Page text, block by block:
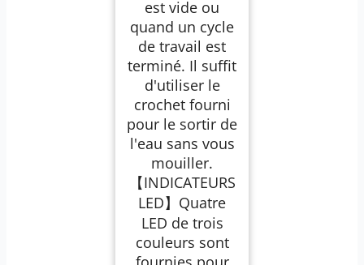
est vide ou
quand un cycle
de travail est
terminé. Il suffit
d'utiliser le
crochet fourni
pour le sortir de
l'eau sans vous
mouiller.
【INDICATEURS
LED】Quatre
LED de trois
couleurs sont